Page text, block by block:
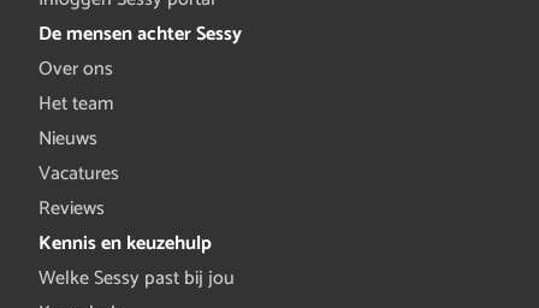
De mensen achter Sessy
Over ons
Het team
Nieuws
Vacatures
Reviews
Kennis en keuzehulp
Welke Sessy past bij jou